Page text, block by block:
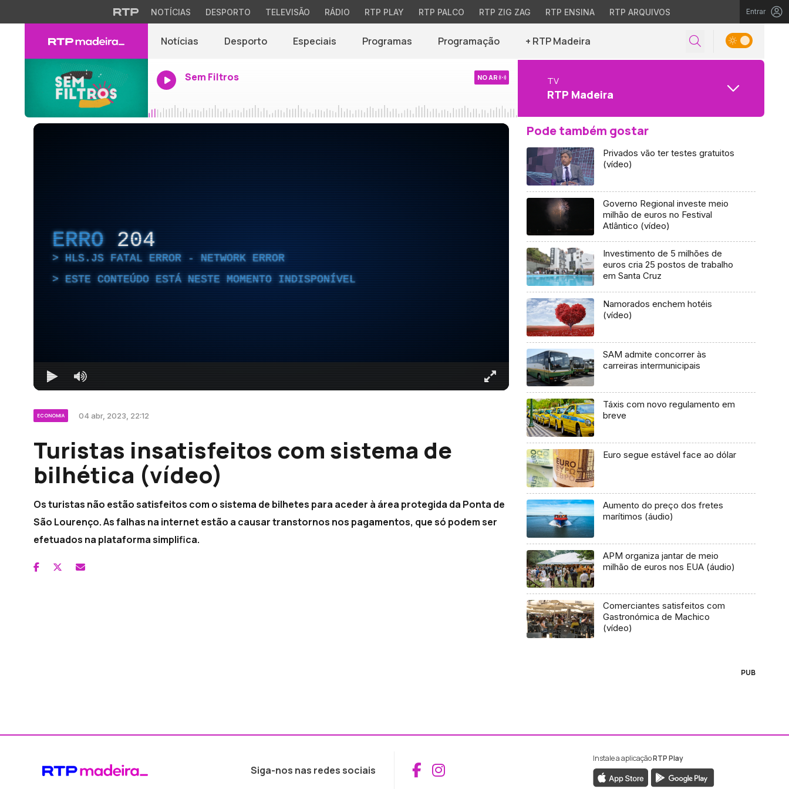
NOTÍCIAS DESPORTO TELEVISÃO RÁDIO RTP PLAY RTP PALCO RTP ZIG ZAG RTP ENSINA RTP ARQUIVOS Entrar
Notícias Desporto Especiais Programas Programação + RTP Madeira
Sem Filtros NO AR TV
RTP Madeira
ERRO 204
HLS.JS FATAL ERROR - NETWORK ERROR
ESTE CONTEÚDO ESTÁ NESTE MOMENTO INDISPONÍVEL
ECONOMIA 04 abr, 2023, 22:12
Turistas insatisfeitos com sistema de
bilhética (vídeo)
Os turistas não estão satisfeitos com o sistema de bilhetes para aceder à área protegida da Ponta de
São Lourenço. As falhas na internet estão a causar transtornos nos pagamentos, que só podem ser
efetuados na plataforma simplifica.
Pode também gostar
Privados vão ter testes gratuitos
(vídeo)
Governo Regional investe meio
milhão de euros no Festival
Atlântico (vídeo)
Investimento de 5 milhões de
euros cria 25 postos de trabalho
em Santa Cruz
Namorados enchem hotéis
(vídeo)
SAM admite concorrer às
carreiras intermunicipais
Táxis com novo regulamento em
breve
Euro segue estável face ao dólar
Aumento do preço dos fretes
marítimos (áudio)
APM organiza jantar de meio
milhão de euros nos EUA (áudio)
Comerciantes satisfeitos com
Gastronómica de Machico
(vídeo)
PUB
Siga-nos nas redes sociais Aceder ao Facebook da RTP Madeira
Aceder ao Instagram da RTP Madeira
Instale a aplicaçãoRTP Play